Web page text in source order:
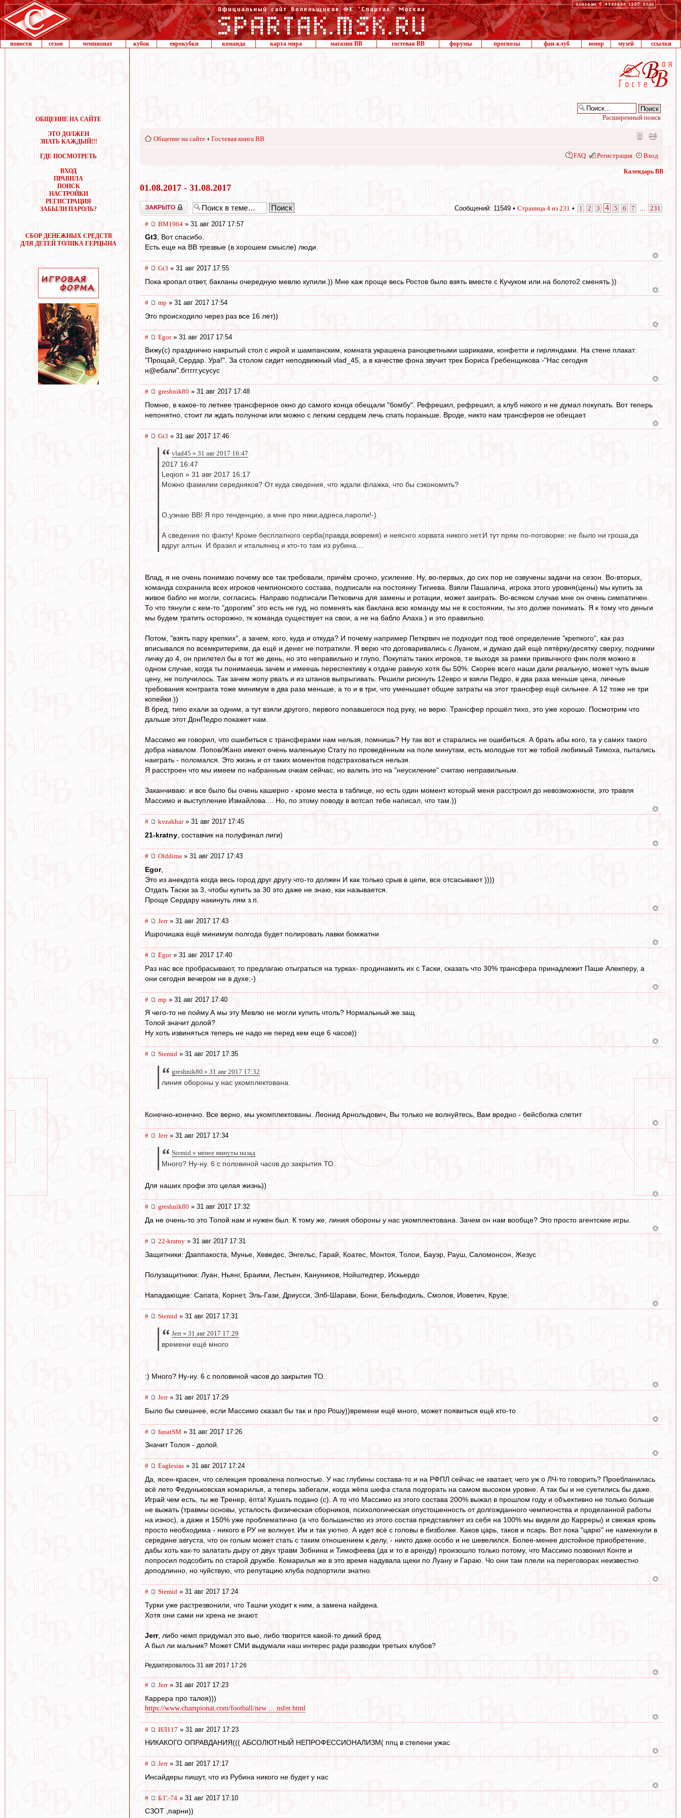
новости сезон чемпионат кубок еврокубки команда карта мира магазин ВВ гостевая ВВ форумы прогнозы фан-клуб юмор музей ссылки
ОБЩЕНИЕ НА САЙТЕ
ЭТО ДОЛЖЕН
ЗНАТЬ КАЖДЫЙ!!!
ГДЕ ПОСМОТРЕТЬ
ВХОД
ПРАВИЛА
ПОИСК
НАСТРОЙКИ
РЕГИСТРАЦИЯ
ЗАБЫЛИ ПАРОЛЬ?
СБОР ДЕНЕЖНЫХ СРЕДСТВ
ДЛЯ ДЕТЕЙ ТОЛИКА ГЕРЦЫНА
Расширенный поиск
Общение на сайте ‹ Гостевая книга ВВ
FAQ Регистрация Вход
Календарь ВВ
01.08.2017 - 31.08.2017
Закрыто Сообщений: 11549 • Страница 4 из 231 • 1 2 3 4 5 6 7 231
# BM1964 » 31 авг 2017 17:57
Gt3, Вот спасибо.
Есть еще на ВВ трезвые (в хорошем смысле) люди.
# Gt3 » 31 авг 2017 17:55
Пока кропал ответ, бакланы очередную мевлю купили.)) Мне каж проще весь Ростов было взять вместе с Кучуком или на болото2 сменять.))
# mp » 31 авг 2017 17:54
Это происходило через раз все 16 лет))
# Egor» 31 авг 2017 17:54
Вижу(с) празднично накрытый стол с икрой и шампанским, комната украшена раноцветными шариками, конфетти и гирляндами. На стене плакат:
"Прощай, Сердар. Ура!". За столом сидит неподвижный vlad_45, а в качестве фона звучит трек Бориса Гребенщикова -"Нас сегодня
н@ебали".бггггг.усусус
# greshnik80 » 31 авг 2017 17:48
Помню, в какое-то летнее трансферное окно до самого конца обещали "бомбу". Рефрешил, рефрешил, а клуб никого и не думал покупать. Вот теперь
непонятно, стоит ли ждать полуночи или можно с легким сердцем лечь спать пораньше. Вроде, никто нам трансферов не обещает.
# Gt3 » 31 авг 2017 17:46
vlad45 » 31 авг 2017 16:47
2017 16:47
Leqion » 31 авг 2017 16:17
Можно фамилии середняков? От куда сведения, что ждали флажка, что бы сэкономить?
О,узнаю ВВ! Я про тенденцию, а мне про явки,адреса,пароли!-)
А сведения по факту! Кроме бесплатного серба(правда,вовремя) и неяснго хорвата никого нет.И тут прям по-поговорке: не было ни гроша,да
вдруг алтын. И бразил и итальянец и кто-то там из рубина....
Влад, я не очень понимаю почему все так требовали, причём срочно, усиление. Ну, во-первых, до сих пор не озвучены задачи на сезон. Во-вторых,
команда сохранила всех игроков чемпионского состава, подписали на постоянку Тигиева. Взяли Пашалича, игрока этого уровня(цены) мы купить за
живое бабло не могли, согласись. Направо подписали Петковича для замены и ротации, может заиграть. Во-всяком случае мне он очень симпатичен.
То что тянули с кем-то "дорогим" это есть не гуд, но поменять как баклана всю команду мы не в состоянии, ты это долже понимать. Я к тому что деньги
мы будем тратить осторожно, тк команда существует на свои, а не на бабло Алаха.) и это правильно.
Потом, "взять пару крепких", а зачем, кого, куда и откуда? И почему например Петкрвич не подходит под твоё определение "крепкого", как раз
вписывался по всемкритериям, да ещё и денег не потратили. Я верю что договаривались с Луаном, и думаю дай ещё пятёрку/десятку сверху, подними
личку до 4, он прилетел бы в тот же день, но это неправильно и глупо. Покупать таких игроков, т.е выходя за рамки привычного фин.поля можно в
одном случае, когда ты понимаешь зачем и имеешь переспективу к отдаче равную хотя бы 50%. Скорее всего наши дали реальную, может чуть выше
цену, не получилось. Так зачем жопу рвать и из штанов выпрыгивать. Решили рискнуть 12евро и взяли Педро, в два раза меньше цена, личные
требования контракта тоже минимум в два раза меньше, а то и в три, что уменьшает общие затраты на этот трансфер ещё сильнее. А 12 тоже не три
копейки.))
В бред, типо ехали за одним, а тут взяли другого, первого попавшегося под руку, не верю. Трансфер прошёл тихо, это уже хорошо. Посмотрим что
дальше этот ДонПедро покажет нам.
Массимо же говорил, что ошибиться с трансферами нам нельзя, помнишь? Ну так вот и старались не ошибиться. А брать абы кого, та у самих такого
добра навалом. Попов/Жано имеют очень маленькую Стату по проведённым на поле минутам, есть молодые тот же тобой любимый Тимоха, пытались
наиграть - поломался. Это жизнь и от таких моментов подстраховаться нельзя.
Я расстроен что мы имеем по набранным очкам сейчас, но валить это на "неусиление" считаю неправильным.
Заканчиваю: и все было бы очень кашерно - кроме места в таблице, но есть один момент который меня расстроил до невозможности, это травля
Массимо и выступление Измайлова.... Но, по этому поводу в вотсап тебе написал, что там.))
# kvzakhar» 31 авг 2017 17:45
21-kratny , составчик на полуфинал лиги)
# Olddima » 31 авг 2017 17:43
Egor,
Это из анекдота когда весь город друг другу что-то должен И как только срыв в цепи, все отсасывают ))))
Отдать Таски за 3, чтобы купить за 30 это даже не знаю, как называется.
Проще Сердару накинуть лям з.п.
# Jerr» 31 авг 2017 17:43
Ишрочишка ещё минимум полгода будет полировать лавки бомжатни
# Egor» 31 авг 2017 17:40
Раз нас все пробрасывают, то предлагаю отыграться на турках- продинамить их с Таски, сказать что 30% трансфера принадлежит Паше Алекперу, а
они сегодня вечером не в духе;-)
# mp » 31 авг 2017 17:40
Я чего-то не пойму.А мы эту Мевлю не могли купить чтоль? Нормальный же защ.
Толой значит долой?
Ну хоть извиняться теперь не надо не перед кем еще 6 часов))
# Stemid » 31 авг 2017 17:35
greshnik80 » 31 авг 2017 17:32
линия обороны у нас укомплектована.
Конечно-конечно. Все верно, мы укомплектованы. Леонид Арнольдович, Вы только не волнуйтесь, Вам вредно - бейсболка слетит
# Jerr» 31 авг 2017 17:34
Stemid » менее минуты назад
Много? Ну-ну. 6 с половиной часов до закрытия ТО.
Для наших профи это целая жизнь))
# greshnik80 » 31 авг 2017 17:32
Да не очень-то это Толой нам и нужен был. К тому же, линия обороны у нас укомплектована. Зачем он нам вообще? Это просто агентские игры.
# 22-kratny » 31 авг 2017 17:31
Защитники: Дзаппакоста, Мунье, Хеведес, Энгельс, Гарай, Коатес, Монтоя, Толои, Бауэр, Рауш, Саломонсон, Жезус
Полузащитники: Луан, Ньянг, Браими, Лестьен, Кануников, Нойштедтер, Искьердо
Нападающие: Сапата, Корнет, Эль-Гази, Дриусси, Элб-Шарави, Бони, Бельфодиль, Смолов, Иоветич, Крузе,
# Stemid » 31 авг 2017 17:31
Jerr » 31 авг 2017 17:29
времени ещё много
:) Много? Ну-ну. 6 с половиной часов до закрытия ТО.
# Jerr» 31 авг 2017 17:29
Было бы смешнее, если Массимо сказал бы так и про Рошу))времени ещё много, может появиться ещё кто-то
# fanatSM » 31 авг 2017 17:26
Значит Толоя - долой.
# Eaglesias » 31 авг 2017 17:24
Да, ясен-красен, что селекция провалена полностью. У нас глубины состава-то и на РФПЛ сейчас не хватает, чего уж о ЛЧ-то говорить? Проебланилась
всё лето Федуньковская комарилья, а теперь забегали, когда жёпа шефа стала подгорать на самом высоком уровне. А так бы и не суетились бы даже.
Играй чем есть, ты же Тренер, ёпта! Кушать подано (с). А то что Массимо из этого состава 200% выжал в прошлом году и объективно не только больше
не выжать (травмы основы, усталость физическая сборников, психологическая опустошенность от долгожданного чемпионства и проделанной работы
на износ), а даже и 150% уже проблематично (а что большинство из этого состав представляет из себя на 100% мы видели до Карреры) и свежая кровь
просто необходима - никого в РУ не волнует. Им и так уютно. А идет всё с головы в бизболке. Каков царь, таков и псарь. Вот пока "царю" не намекнули в
середине августа, что он голым может стать с таким отношением к делу, - никто даже особо и не шевелился. Более-менее достойное приобретение,
дабы хоть как-то залатать дыру от двух травм Зобнина и Тимофеева (да и то в аренду) произошло только потому, что Массимо позвонил Конте и
попросил подсобить по старой дружбе. Комарилья же в это время надувала щеки по Луану и Гараю. Чо они там плели на переговорах неизвестно
доподлинно, но чуйствую, что репутацию клуба подпортили знатно.
# Stemid » 31 авг 2017 17:24
Турки уже растрезвонили, что Ташчи уходит к ним, а замена найдена.
Хотя они сами ни хрена не знают.
Jerr, либо чемп придумал это вью, либо творится какой-то дикий бред.
А был ли мальчик? Может СМИ выдумали наш интерес ради разводки третьих клубов?
Редактировалось 31 авг 2017 17:26
# Jerr» 31 авг 2017 17:23
Каррера про талоя)))
https://www.championat.com/football/new ... nsfer.html
# ИЛ117 » 31 авг 2017 17:23
НИКАКОГО ОПРАВДАНИЯ((( АБСОЛЮТНЫЙ НЕПРОФЕССИОНАЛИЗМ( ппц в степени ужас
# Jerr» 31 авг 2017 17:17
Инсайдеры пишут, что из Рубина никого не будет у нас
# Б.Г.-74 » 31 авг 2017 17:10
СЗОТ ,парни))